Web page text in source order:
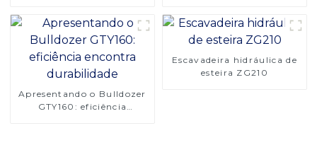
Apresentando o Bulldozer
GTY160: eficiência
Escavadeira hidráulica de
esteira ZG210